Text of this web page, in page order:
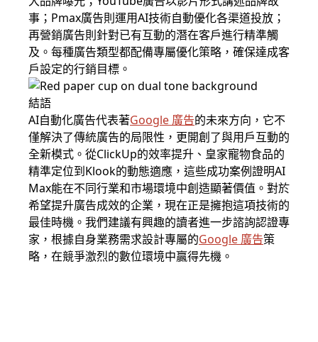
事；Pmax廣告則運用AI技術自動優化各渠道投放；
再營銷廣告則針對已有互動的潛在客戶進行精準觸
及。每種廣告類型都配備專屬優化策略，確保達成客
戶設定的行銷目標。
結語
AI自動化廣告代表著Google 廣告的未來方向，它不
僅解決了傳統廣告的局限性，更開創了與用戶互動的
全新模式。從ClickUp的效率提升、皇家寵物食品的
精準定位到Klook的動態適應，這些成功案例證明AI
Max能在不同行業和市場環境中創造顯著價值。對於
希望提升廣告成效的企業，現在正是擁抱這項技術的
最佳時機。我們建議有興趣的讀者進一步諮詢認證專
家，根據自身業務需求設計專屬的Google 廣告策
略，在競爭激烈的數位環境中贏得先機。